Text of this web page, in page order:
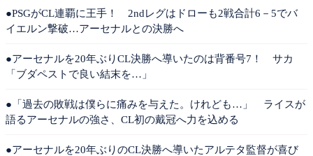
●PSGがCL連覇に王手！ 2ndレグはドローも2戦合計6－5でバ
イエルン撃破…アーセナルとの決勝へ
●アーセナルを20年ぶりCL決勝へ導いたのは背番号7！ サカ
「ブダペストで良い結末を…」
●「過去の敗戦は僕らに痛みを与えた。けれども…」 ライスが
語るアーセナルの強さ、CL初の戴冠へ力を込める
●アーセナルを20年ぶりのCL決勝へ導いたアルテタ監督が喜び